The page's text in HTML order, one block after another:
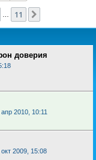
11
доверия
2010, 10:11
2009, 15:08